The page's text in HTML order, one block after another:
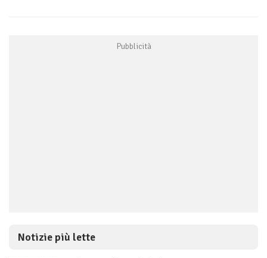
Notizie più lette